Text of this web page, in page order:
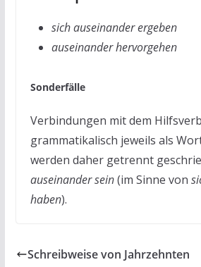
sich auseinander ergeben
auseinander hervorgehen
Sonderfälle
Verbindungen mit dem Hilfsverb
grammatikalisch jeweils als
werden daher getrennt
auseinander sein(im Sinne von
haben).
Schreibweise von Jahrzehnten